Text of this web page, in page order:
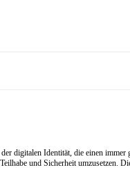
digitalen Identität, die einen immer
und Sicherheit umzusetzen.